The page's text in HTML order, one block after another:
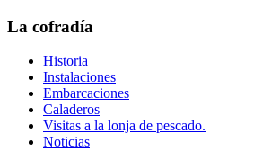
La cofradía
Historia
Instalaciones
Embarcaciones
Caladeros
Visitas a la lonja de pescado.
Noticias